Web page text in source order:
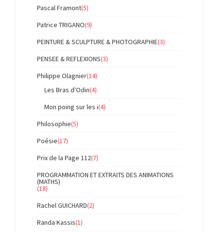
Pascal Framont(5)
Patrice TRIGANO(9)
PEINTURE & SCULPTURE & PHOTOGRAPHIE(3)
PENSEE & REFLEXIONS(3)
Philippe Olagnier(14)
Les Bras d'Odin(4)
Mon poing sur les i(4)
Philosophie(5)
Poésie(17)
Prix de la Page 112(7)
PROGRAMMATION ET EXTRAITS DES ANIMATIONS
(MATHS)
(18)
Rachel GUICHARD(2)
Randa Kassis(1)